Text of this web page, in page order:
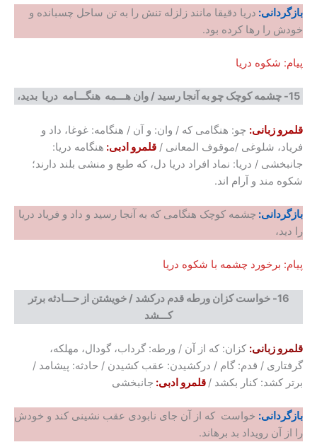
بازگردانی: دریا دقیقا مانند زلزله تنش را به تن ساحل چسبانده و
خودش را رها کرده بود.
پیام: شکوه دریا
15- چشمه کوچک چو به آنجا رسید /وان هـــمه هنگـــامه دریا بدید،
قلمرو زبانی: چو: هنگامی که / وان: و آن / هنگامه: غوغا، داد و
فریاد، شلوغی /موقوف المعانی / قلمرو ادبی: هنگامه دریا:
جانبخشی / دریا: نماد افراد دریا دل، که طبع و منشی بلند دارند؛
شکوه مند و آرام اند.
بازگردانی: چشمه کوچک هنگامی که به آنجا رسید و داد و فریاد دریا
را دید،
پیام: برخورد چشمه با شکوه دریا
16- خواست کزان ورطه قدم درکشد /خویشتن از حـــادثه برتر
کـــشد
قلمرو زبانی: کزان: که از آن / ورطه: گرداب، گودال، مهلکه،
گرفتاری / قدم: گام / درکشیدن: عقب کشیدن / حادثه: پیشامد /
برتر کشد: کنار بکشد / قلمرو ادبی: جانبخشی
بازگردانی: خواست که از آن جای نابودی عقب نشینی کند و خودش
را از آن رویداد بد برهاند.